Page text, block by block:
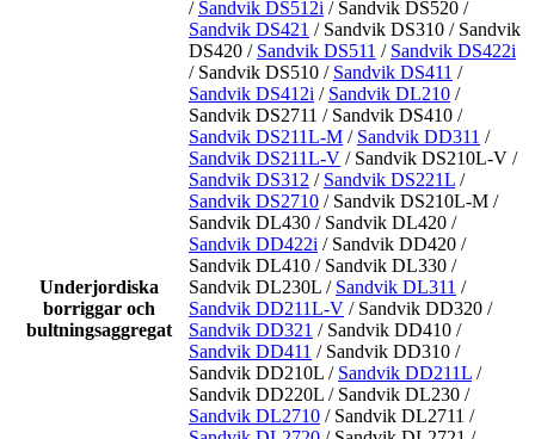
Underjordiska
borriggar och
bultningsaggregat
/ Sandvik DS512i / Sandvik DS520 /
Sandvik DS421 / Sandvik DS310 / Sandvik
DS420 / Sandvik DS511 / Sandvik DS422i
/ Sandvik DS510 / Sandvik DS411 /
Sandvik DS412i / Sandvik DL210 /
Sandvik DS2711 / Sandvik DS410 /
Sandvik DS211L-M / Sandvik DD311 /
Sandvik DS211L-V / Sandvik DS210L-V /
Sandvik DS312 / Sandvik DS221L /
Sandvik DS2710 / Sandvik DS210L-M /
Sandvik DL430 / Sandvik DL420 /
Sandvik DD422i / Sandvik DD420 /
Sandvik DL410 / Sandvik DL330 /
Sandvik DL230L / Sandvik DL311 /
Sandvik DD211L-V / Sandvik DD320 /
Sandvik DD321 / Sandvik DD410 /
Sandvik DD411 / Sandvik DD310 /
Sandvik DD210L / Sandvik DD211L /
Sandvik DD220L / Sandvik DL230 /
Sandvik DL2710 / Sandvik DL2711 /